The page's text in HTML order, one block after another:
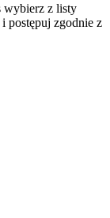
wybierz z listy
postępuj zgodnie z